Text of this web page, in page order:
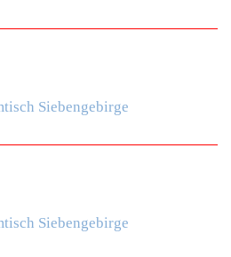
Siebengebirge
Siebengebirge